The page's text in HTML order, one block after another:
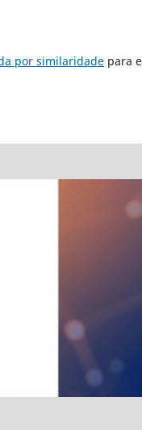
por similaridade para